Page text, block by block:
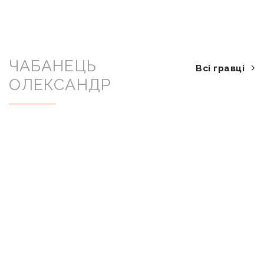
ЧАБАНЕЦЬ
ОЛЕКСАНДР
Всі гравці